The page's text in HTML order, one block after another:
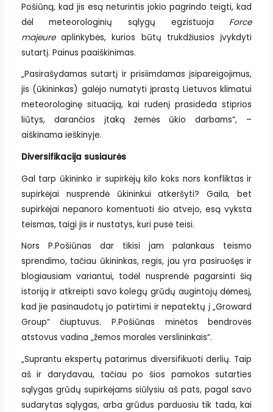
Pošiūną, kad jis esą neturintis jokio pagrindo teigti, kad
dėl meteorologinių sąlygų egzistuoja Force
majeureaplinkybės, kurios būtų trukdžiusios įvykdyti
sutartį. Painus paaiškinimas.
„Pasirašydamas sutartį ir prisiimdamas įsipareigojimus,
jis (ūkininkas) galėjo numatyti įprastą Lietuvos klimatui
meteorologinę situaciją, kai rudenį prasideda stiprios
liūtys, darančios įtaką žemės ūkio darbams“, –
aiškinama ieškinyje.
Diversifikacija susiaurės
Gal tarp ūkininko ir supirkėjų kilo koks nors konfliktas ir
supirkėjai nusprendė ūkininkui atkeršyti? Gaila, bet
supirkėjai nepanoro komentuoti šio atvejo, esą vyksta
teismas, taigi jis ir nustatys, kuri pusė teisi.
Nors P.Pošiūnas dar tikisi jam palankaus teismo
sprendimo, tačiau ūkininkas, regis, jau yra pasiruošęs ir
blogiausiam variantui, todėl nusprendė pagarsinti šią
istoriją ir atkreipti savo kolegų grūdų augintojų dėmesį,
kad jie pasinaudotų jo patirtimi ir nepatektų į „Groward
Group“ čiuptuvus. P.Pošiūnas minėtos bendrovės
atstovus vadina „žemos moralės verslininkais“.
„Suprantu ekspertų patarimus diversifikuoti derlių. Taip
aš ir darydavau, tačiau po šios pamokos sutarties
sąlygas grūdų supirkėjams siūlysiu aš pats, pagal savo
sudarytas sąlygas, arba grūdus parduosiu tik tada, kai